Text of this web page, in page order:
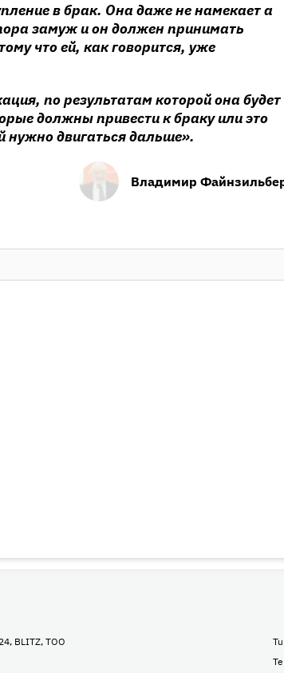
в брак. Она даже не намекает а
замуж и он должен принимать
что ей, как говорится, уже
по результатам которой она будет
должны привести к браку или это
нужно двигаться дальше».
Владимир
BLITZ, TOO